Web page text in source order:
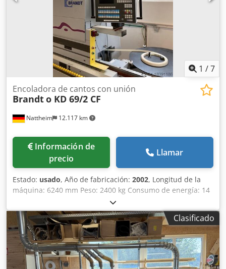
1 /7
Nattheim 12.117 km
Encoladora de cantos con unión
Brandto KD 69/2 CF
Información de
precio
Llamar
Estado: usado, Año de fabricación: 2002, Longitud de la
máquina: 6240 mm Peso: 2400 kg Consumo de energía: 14
kW Diámetro de extracción: 120 / 140 mm Csdpovvkfwefx
Alyjha Ubicación de almacenamiento: Nattheim
Clasificado